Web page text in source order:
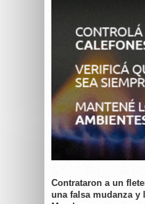
Contrataron a un
una falsa mudanza y